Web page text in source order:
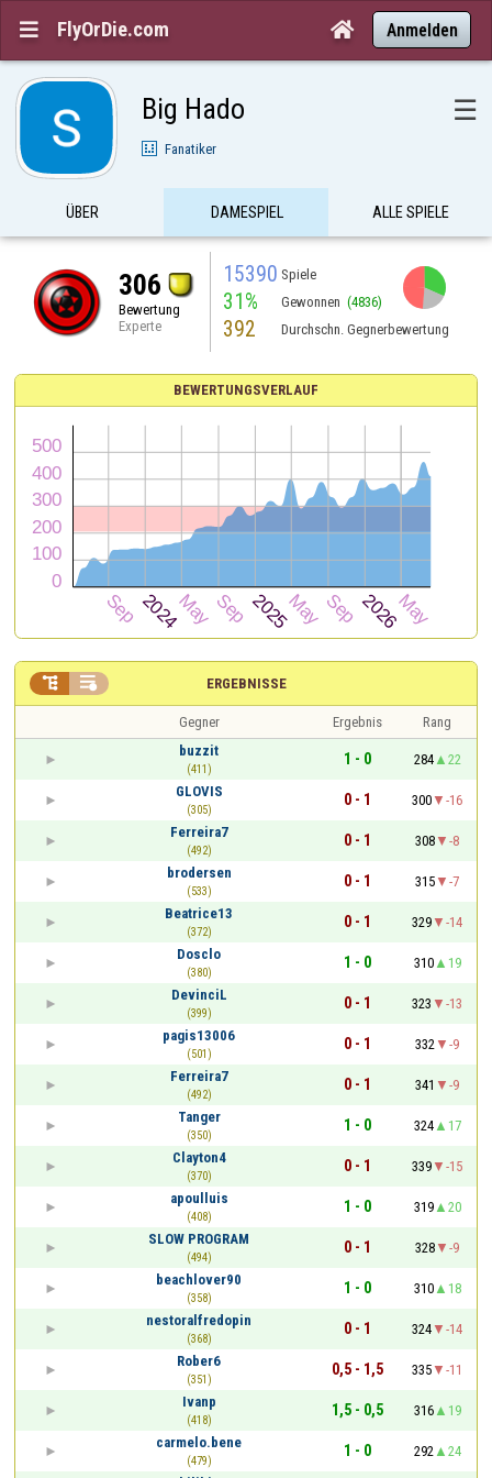
 FlyOrDie.com  Anmelden
Big Hado ☰
Fanatiker
ÜBER DAMESPIEL ALLE SPIELE
306
Bewertung
Experte
15390 Spiele
31% Gewonnen (4836)
392 Durchschn. Gegnerbewertung
BEWERTUNGSVERLAUF
ERGEBNISSE
 
Gegner Ergebnis
Rang
buzzit
(411)
1 - 0 284
22
GLOVIS
(305)
0 - 1 300
-16
Ferreira7
(492)
0 - 1 308
-8
brodersen
(533)
0 - 1 315
-7
Beatrice13
(372)
0 - 1 329
-14
Dosclo
(380)
1 - 0 310
19
DevinciL
(399)
0 - 1 323
-13
pagis13006
(501)
0 - 1 332
-9
Ferreira7
(492)
0 - 1 341
-9
Tanger
(350)
1 - 0 324
17
Clayton4
(370)
0 - 1 339
-15
apoulluis
(408)
1 - 0 319
20
SLOW PROGRAM
(494)
0 - 1 328
-9
beachlover90
(358)
1 - 0 310
18
nestoralfredopin
(368)
0 - 1 324
-14
Rober6
(351)
0,5 - 1,5 335
-11
Ivanp
(418)
1,5 - 0,5 316
19
carmelo.bene
(479)
1 - 0 292
24